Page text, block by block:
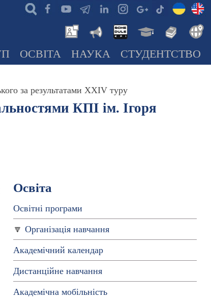
ОСВІТА НАУКА СТУДЕНТСТВО
за результатами XXІV туру
КПІ ім. Ігоря
Освіта
Освітні програми
Організація навчання
Академічний календар
Дистанційне навчання
Академічна мобільність